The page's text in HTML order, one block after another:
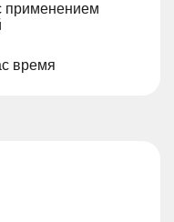
применением
время